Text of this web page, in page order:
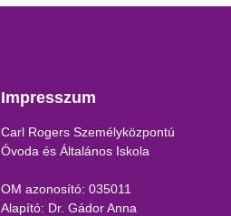
Impresszum
Carl Rogers Személyközpontú
Óvoda és Általános Iskola
OM azonosító: 035011
Alapító: Dr. Gádor Anna